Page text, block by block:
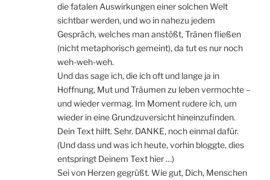
die fatalen Auswirkungen einer solchen Welt
sichtbar werden, und wo in nahezu jedem
Gespräch, welches man anstößt, Tränen fließen
(nicht metaphorisch gemeint), da tut es nur noch
weh-weh-weh.
Und das sage ich, die ich oft und lange ja in
Hoffnung, Mut und Träumen zu leben vermochte –
und wieder vermag. Im Moment rudere ich, um
wieder in eine Grundzuversicht hineinzufinden.
Dein Text hilft. Sehr. DANKE, noch einmal dafür.
(Und dass und was ich heute, vorhin bloggte, dies
entspringt Deinem Text hier …)
Sei von Herzen gegrüßt. Wie gut, Dich, Menschen